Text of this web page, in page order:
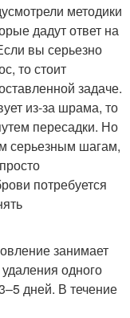
методики
дадут ответ на
вы серьезно
то стоит
задаче.
из-за шрама, то
пересадки. Но
серьезным шагам,
потребуется
занимает
одного
дней. В течение